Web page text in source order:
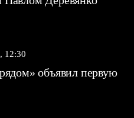
12:30
объявил первую